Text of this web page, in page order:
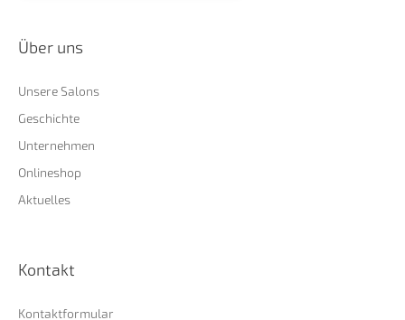
Über uns
Unsere Salons
Geschichte
Unternehmen
Onlineshop
Aktuelles
Kontakt
Kontaktformular